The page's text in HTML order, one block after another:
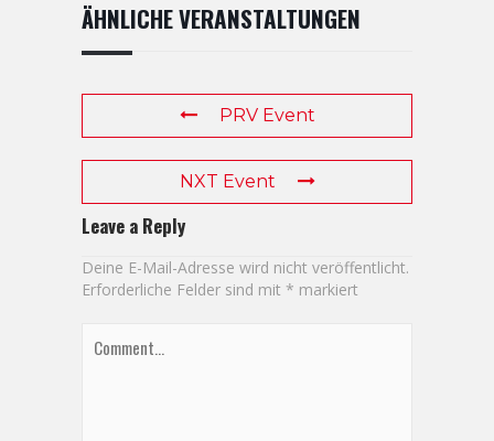
ÄHNLICHE VERANSTALTUNGEN
PRV Event
NXT Event
Leave a Reply
Deine E-Mail-Adresse wird nicht veröffentlicht.
Erforderliche Felder sind mit * markiert